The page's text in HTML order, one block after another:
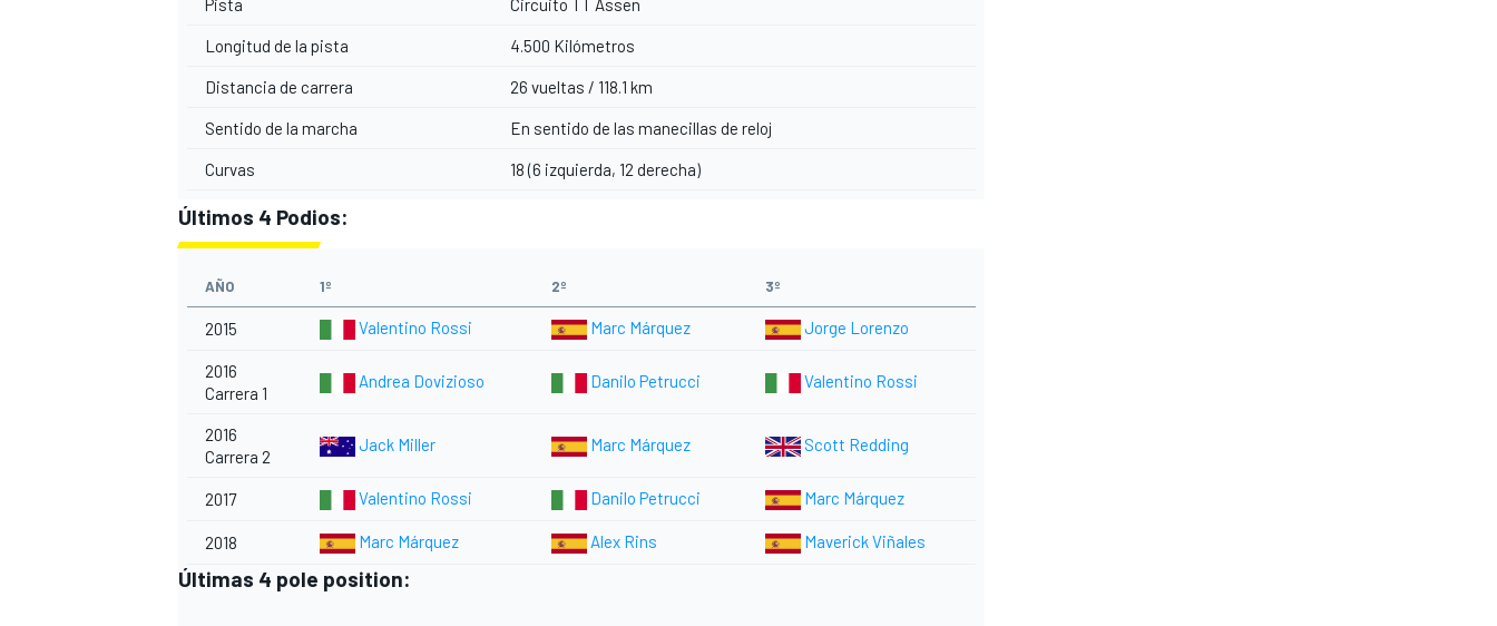
Pista Circuito TT Assen
Longitud de la pista 4.500 Kilómetros
Distancia de carrera 26 vueltas / 118.1 km
Sentido de la marcha En sentido de las manecillas de reloj
Curvas 18 (6 izquierda, 12 derecha)
Últimos 4 Podios:
AÑO 1º 2º 3º
2015 Valentino Rossi Marc Márquez Jorge Lorenzo
2016
Carrera 1
Andrea Dovizioso Danilo Petrucci Valentino Rossi
2016
Carrera 2
Jack Miller Marc Márquez Scott Redding
2017 Valentino Rossi Danilo Petrucci Marc Márquez
2018 Marc Márquez Alex Rins Maverick Viñales
Últimas 4 pole position: